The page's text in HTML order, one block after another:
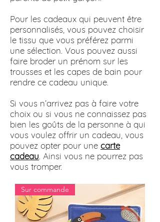
Pour les cadeaux qui peuvent être
personnalisés, vous pouvez choisir
le tissu que vous préférez parmi
une sélection. Vous pouvez aussi
faire broder un prénom sur les
trousses et les capes de bain pour
rendre ce cadeau unique.
Si vous n’arrivez pas à faire votre
choix ou si vous ne connaissez pas
bien les goûts de la personne à qui
vous voulez offrir un cadeau, vous
pouvez opter pour une carte
cadeau . Ainsi vous ne pourrez pas
vous tromper.
Sur commande